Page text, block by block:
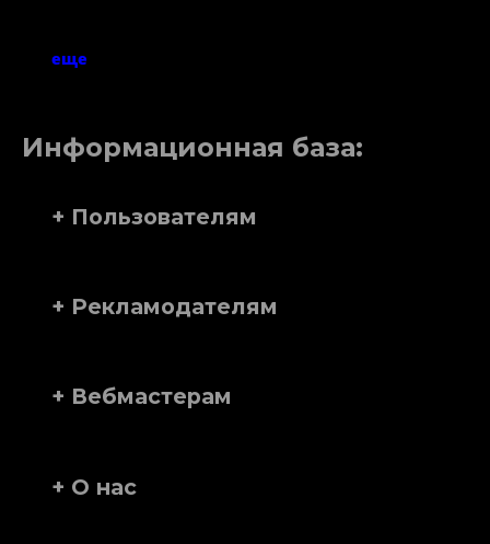
еще
Информационная база:
+ Пользователям
+ Рекламодателям
+ Вебмастерам
+ О нас